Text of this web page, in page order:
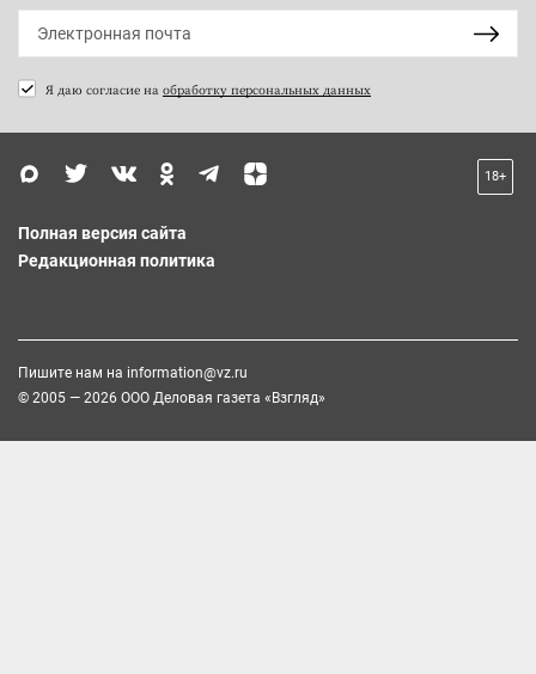
Я даю согласие на обработку персональных данных
18+
Полная версия сайта
Редакционная политика
Пишите нам на information@vz.ru
© 2005 — 2026 ООО Деловая газета «Взгляд»